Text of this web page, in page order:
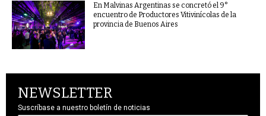
En Malvinas Argentinas se concretó el 9°
encuentro de Productores Vitivinícolas de la
provincia de Buenos Aires
NEWSLETTER
Suscríbase a nuestro boletín de noticias